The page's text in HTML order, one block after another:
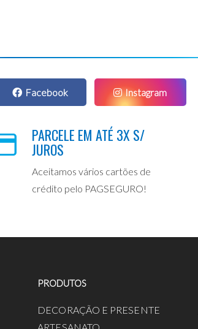
Facebook Instagram
PARCELE EM ATÉ 3X S/
JUROS
Aceitamos vários cartões de
crédito pelo PAGSEGURO!
PRODUTOS
DECORAÇÃO E PRESENTE